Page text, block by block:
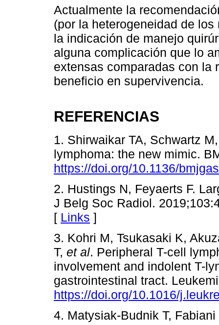
Actualmente la
(por la heterogeneidad de
la indicación de manejo
alguna complicación que lo
extensas comparadas con la
beneficio en supervivencia.
REFERENCIAS
1. Shirwaikar TA, Schwartz
lymphoma: the new mimic.
https://doi.org/10.1136/
2. Hustings N, Feyaerts F.
J Belg Soc Radiol.
[ Links ]
3. Kohri M, Tsukasaki K,
T, et al. Peripheral T-cell
involvement and indolent T-
gastrointestinal tract.
https://doi.org/10.1016/
4. Matysiak-Budnik T,